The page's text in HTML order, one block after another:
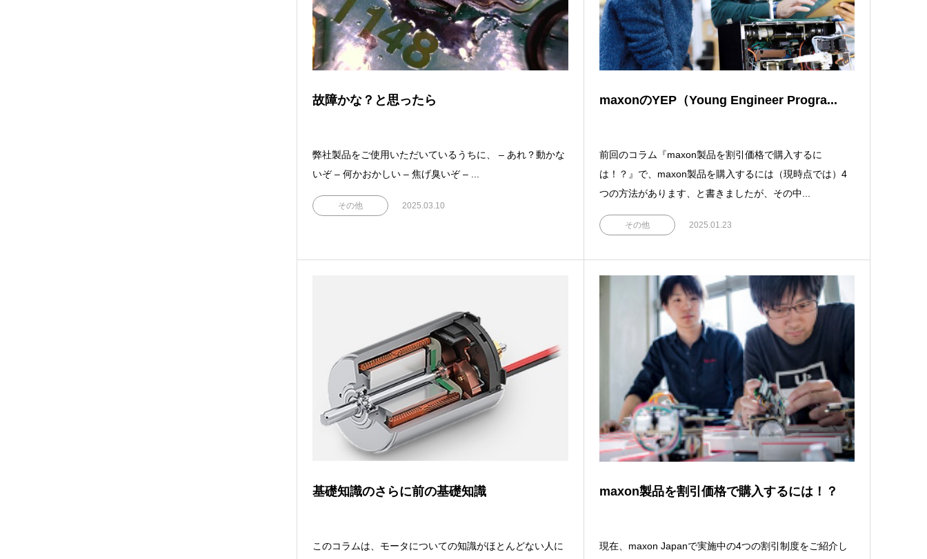
故障かな？と思ったら
弊社製品をご使用いただいているうちに、 – あれ？動かな
いぞ – 何かおかしい – 焦げ臭いぞ – ...
その他 2025.03.10
maxonのYEP（Young Engineer Progra...
前回のコラム『maxon製品を割引価格で購入するに
は！？』で、maxon製品を購入するには（現時点では）4
つの方法があります、と書きましたが、その中...
その他 2025.01.23
基礎知識のさらに前の基礎知識
このコラムは、モータについての知識がほとんどない人に
maxon製品を割引価格で購入するには！？
現在、maxon Japanで実施中の4つの割引制度をご紹介し